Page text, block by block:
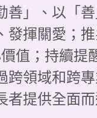
善」、以「
發揮關愛；
值；持續
跨領域和跨
者提供全面